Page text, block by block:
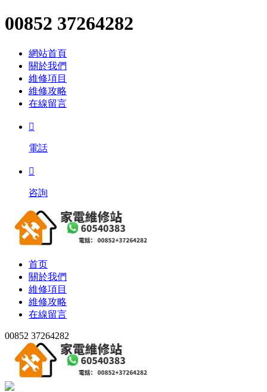
00852 37264282
網站首頁
關於我們
維修項目
維修攻略
在線留言

電話

咨詢
首页
關於我們
維修項目
維修攻略
在線留言
00852 37264282